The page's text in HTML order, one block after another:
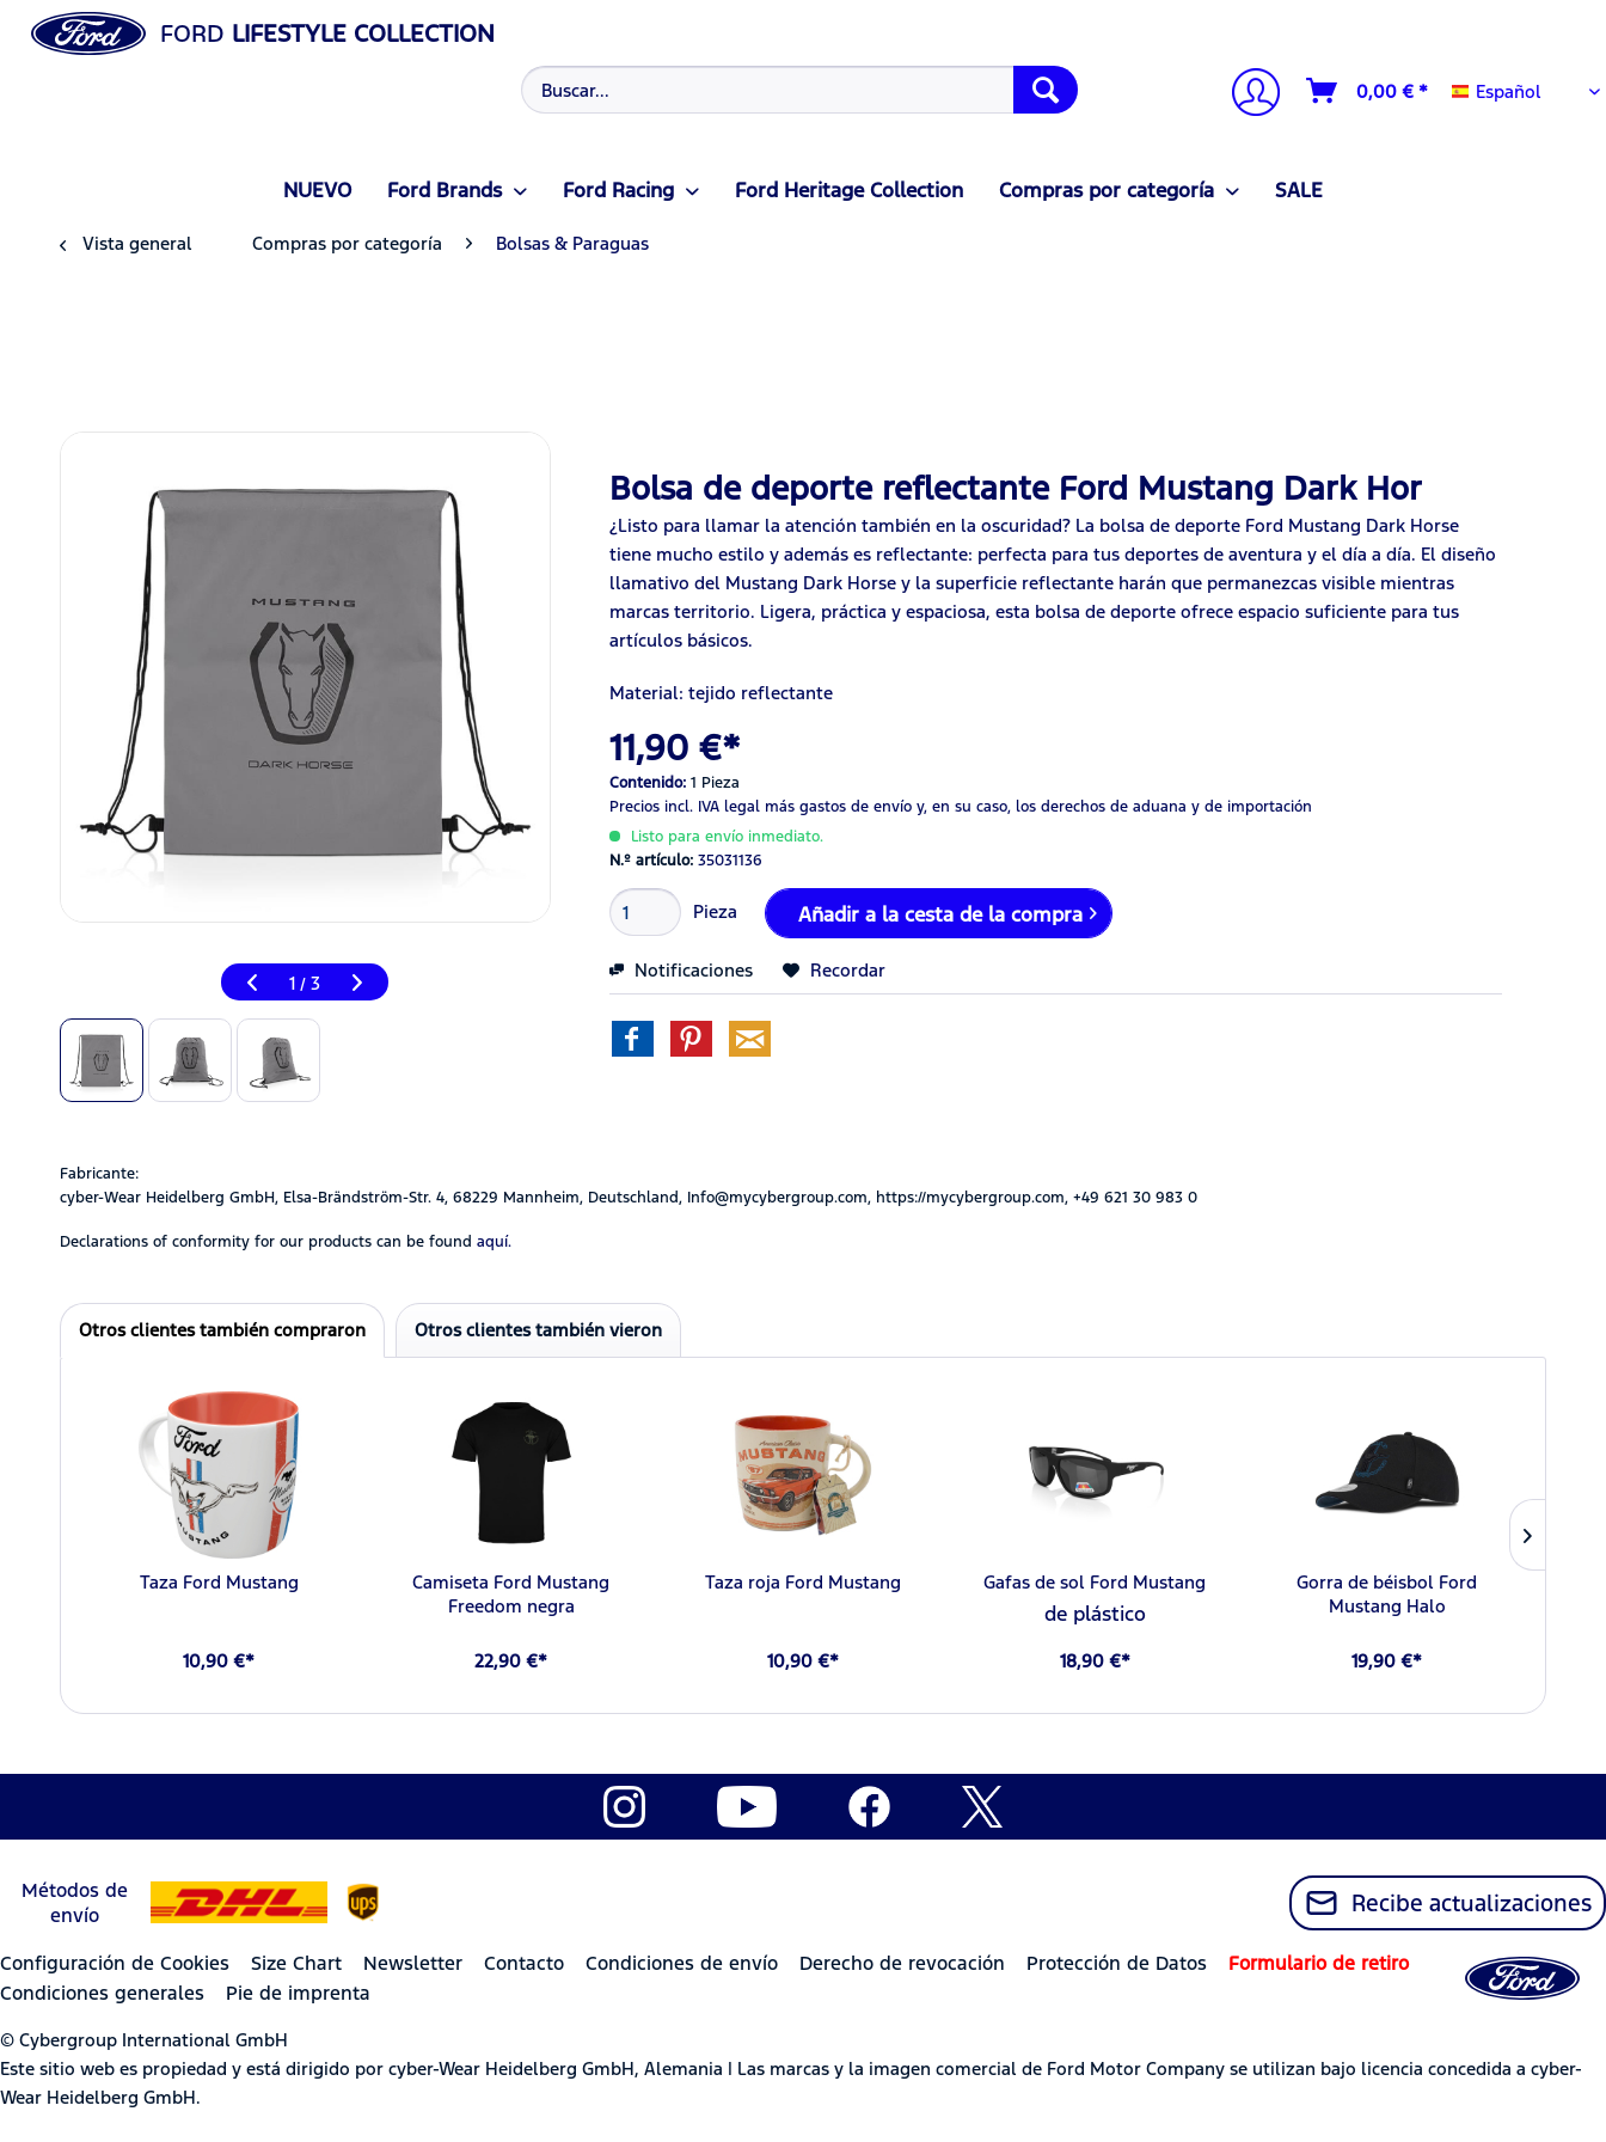
FORD LIFESTYLE COLLECTION
0,00 € * Español
Español
NUEVO Ford Brands Ford Racing Ford Heritage Collection Compras por categoría SALE
Vista general Compras por categoría Bolsas & Paraguas
1 / 3
Bolsa de deporte reflectante Ford Mustang Dark Hor
¿Listo para llamar la atención también en la oscuridad? La bolsa de deporte Ford Mustang Dark Horse
tiene mucho estilo y además es reflectante: perfecta para tus deportes de aventura y el día a día. El diseño
llamativo del Mustang Dark Horse y la superficie reflectante harán que permanezcas visible mientras
marcas territorio. Ligera, práctica y espaciosa, esta bolsa de deporte ofrece espacio suficiente para tus
artículos básicos.
Material: tejido reflectante
11,90 €*
Contenido:1 Pieza
Precios incl. IVA legal más gastos de envío y, en su caso, los derechos de aduana y de importación
Listo para envío inmediato.
N.º artículo:35031136
Pieza Añadir a la cesta de la compra
Notificaciones Recordar
Fabricante:
cyber-Wear Heidelberg GmbH, Elsa-Brändström-Str. 4, 68229 Mannheim, Deutschland, Info@mycybergroup.com, https://mycybergroup.com, +49 621 30 983 0
Declarations of conformity for our products can be found aquí.
Otros clientes también compraron Otros clientes también vieron
Taza Ford Mustang
10,90 €*
Camiseta Ford Mustang
Freedom negra
22,90 €*
Taza roja Ford Mustang
10,90 €*
Gafas de sol Ford Mustang
de plástico
18,90 €*
Gorra de béisbol Ford
Mustang Halo
19,90 €*
Métodos de
envío
Recibe actualizaciones
Configuración de Cookies Size Chart Newsletter Contacto Condiciones de envío Derecho de revocación Protección de Datos
Formulario de retiro
Condiciones generales
Pie de imprenta
© Cybergroup International GmbH
Este sitio web es propiedad y está dirigido por cyber-Wear Heidelberg GmbH, Alemania | Las marcas y la imagen comercial de Ford Motor Company se utilizan bajo licencia concedida a cyber-
Wear Heidelberg GmbH.